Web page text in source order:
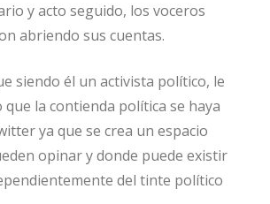
y acto seguido, los voceros
abriendo sus cuentas.
siendo él un activista político, le
la contienda política se haya
ya que se crea un espacio
opinar y donde puede existir
del tinte político